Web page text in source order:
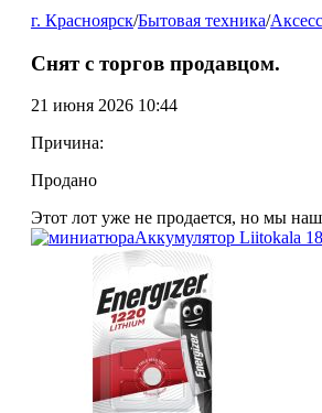
г. Красноярск/Бытовая техника/
Снят с торгов продавцом.
21 июня 2026 10:44
Причина:
Продано
Этот лот уже не продается, но мы
Аккумулятор Liitokala